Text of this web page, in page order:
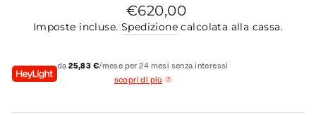
Prezzo
di
€620,00
Imposte incluse. Spedizione calcolata alla cassa.
da25,83 €/mese per 24 mesi senza interessi
scopri di più